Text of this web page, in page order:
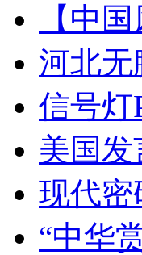
【中
河北无
信号灯
美国
现代
“中华